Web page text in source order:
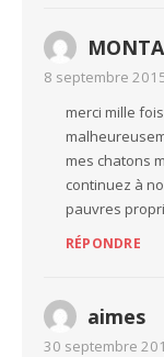
8 septembre
merci mille
mes chatons
continuez à
pauvres
RÉPONDRE
aimes
30 septembre